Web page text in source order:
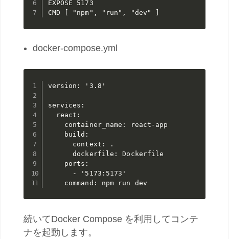
EXPOSE 5173
CMD [ "npm", "run", "dev" ]
docker-compose.yml
version: '3.8'
services:
react:
container_name: react-app
build:
context: .
dockerfile: Dockerfile
ports:
- '5173:5173'
command: npm run dev
続いてDocker Compose を利用してコンテ
ナを起動します。